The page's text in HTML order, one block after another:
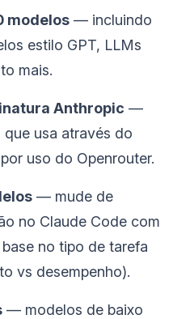
modelos — incluindo
estilo GPT, LLMs
mais.
Anthropic —
usa através do
uso do Openrouter.
— mude de
no Claude Code com
no tipo de tarefa
vs desempenho).
— modelos de baixo